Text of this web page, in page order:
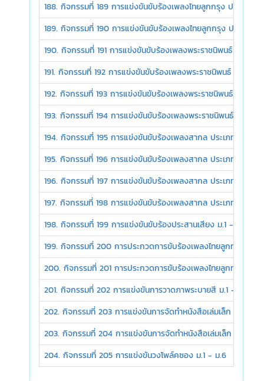
188. กิจกรรมที่ 189 การแข่งขันขับร้องเพลงไทยลูกกรุง ประเภทช
189. กิจกรรมที่ 190 การแข่งขันขับร้องเพลงไทยลูกกรุง ประเภท
190. กิจกรรมที่ 191 การแข่งขันขับร้องเพลงพระราชนิพนธ์ ประเภท
191. กิจกรรมที่ 192 การแข่งขันขับร้องเพลงพระราชนิพนธ์ ประเภ
192. กิจกรรมที่ 193 การแข่งขันขับร้องเพลงพระราชนิพนธ์ ประเภ
193. กิจกรรมที่ 194 การแข่งขันขับร้องเพลงพระราชนิพนธ์ ประเ
194. กิจกรรมที่ 195 การแข่งขันขับร้องเพลงสากล ประเภทชายเดี่ย
195. กิจกรรมที่ 196 การแข่งขันขับร้องเพลงสากล ประเภทหญิงเดี่
196. กิจกรรมที่ 197 การแข่งขันขับร้องเพลงสากล ประเภทชายเดี่
197. กิจกรรมที่ 198 การแข่งขันขับร้องเพลงสากล ประเภทหญิงเ
198. กิจกรรมที่ 199 การแข่งขันขับร้องประสานเสียง ม.1 - ม.6
199. กิจกรรมที่ 200 การประกวดการขับร้องเพลงไทยลูกทุ่ง ม.1 -
200. กิจกรรมที่ 201 การประกวดการขับร้องเพลงไทยลูกทุ่ง ม.4 -
201. กิจกรรมที่ 202 การแข่งขันการวาดภาพระบายสี ม.1 - ม.3
202. กิจกรรมที่ 203 การแข่งขันการจัดทำหนังสือเล่มเล็ก ม.1 - ม.3
203. กิจกรรมที่ 204 การแข่งขันการจัดทำหนังสือเล่มเล็ก ม.4 - ม
204. กิจกรรมที่ 205 การแข่งขันวงโพล์คซอง ม.1 - ม.6